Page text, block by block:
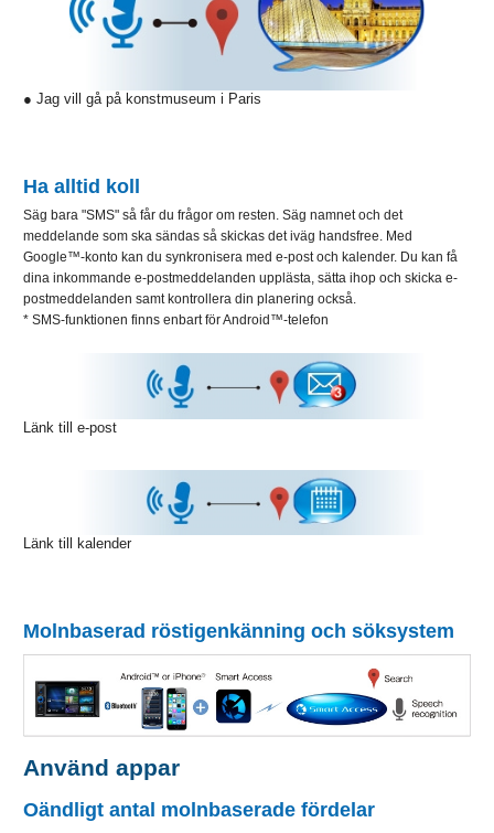
● Jag vill gå på konstmuseum i Paris
Ha alltid koll
Säg bara "SMS" så får du frågor om resten. Säg namnet och det
meddelande som ska sändas så skickas det iväg handsfree. Med
Google™-konto kan du synkronisera med e-post och kalender. Du kan få
dina inkommande e-postmeddelanden upplästa, sätta ihop och skicka e-
postmeddelanden samt kontrollera din planering också.
* SMS-funktionen finns enbart för Android™-telefon
Länk till e-post
Länk till kalender
Molnbaserad röstigenkänning och söksystem
Använd appar
Oändligt antal molnbaserade fördelar